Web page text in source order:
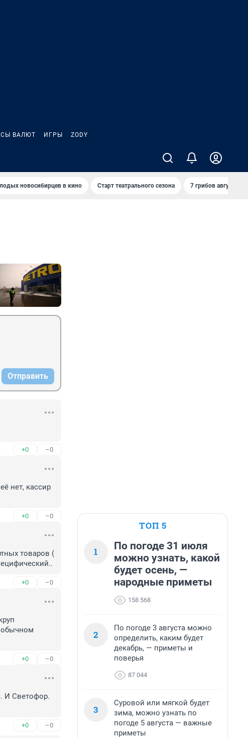
ВАЛЮТ ИГРЫ ZODY
новосибирцев в кино Старт театрального сезона 7 грибов августа
Отправить
+0 –0
нет, кассир
+0 –0
товаров (
+0 –0
обычном
+0 –0
И Светофор.
+0 –0
ТОП 5
1
По погоде 31 июля
можно узнать, какой
будет осень, —
народные приметы
158 568
2
По погоде 3 августа можно
определить, каким будет
декабрь, — приметы и
поверья
87 044
3
Суровой или мягкой будет
зима, можно узнать по
погоде 5 августа — важные
приметы